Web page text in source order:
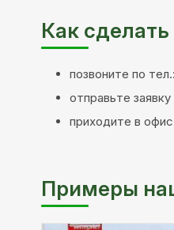
Как сделать
позвоните по тел.:
отправьте
приходите в
Примеры